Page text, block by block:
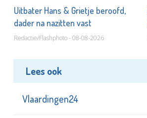
Uitbater Hans & Grietje beroofd,
dader na nazitten vast
Lees ook
Vlaardingen24